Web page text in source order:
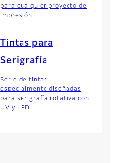
para cualquier proyecto de
impresión.
Tintas para
Serigrafía
Serie de tintas
especialmente diseñadas
para serigrafía rotativa con
UV y LED.